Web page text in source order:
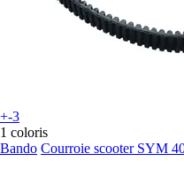
+-3
1 coloris
Bando Courroie scooter SYM